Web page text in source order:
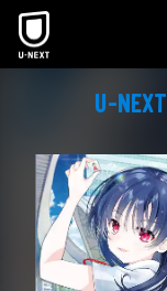
本文へスキップ
U-NEXT